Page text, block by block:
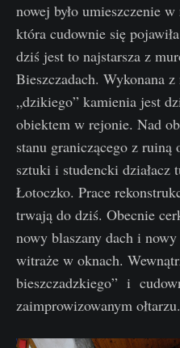
nowej było umieszczenie
która cudownie się
dziś jest to najstarsza z
Bieszczadach. Wykonana
„dzikiego” kamienia jest
obiektem w rejonie. Nad
stanu graniczącego z
sztuki i studencki działacz
Łotoczko. Prace
trwają do dziś. Obecnie
nowy blaszany dach i
witraże w oknach.
bieszczadzkiego” i
zaimprowizowanym ołtarzu.